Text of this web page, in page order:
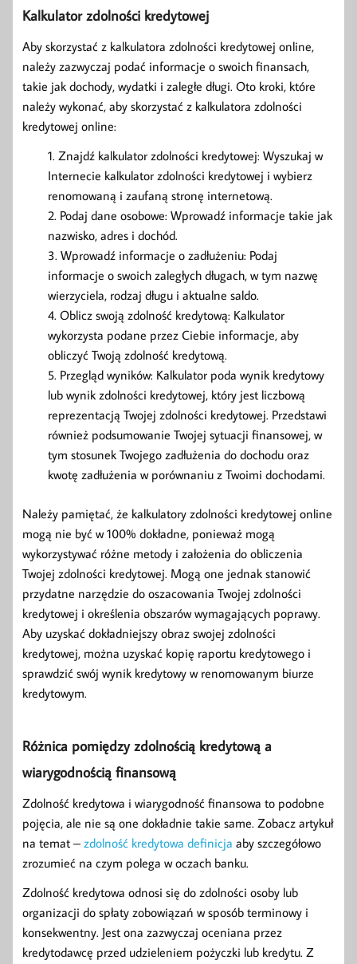
Kalkulator zdolności kredytowej
Aby skorzystać z kalkulatora zdolności kredytowej online,
należy zazwyczaj podać informacje o swoich finansach,
takie jak dochody, wydatki i zaległe długi. Oto kroki, które
należy wykonać, aby skorzystać z kalkulatora zdolności
kredytowej online:
Znajdź kalkulator zdolności kredytowej: Wyszukaj w
Internecie kalkulator zdolności kredytowej i wybierz
renomowaną i zaufaną stronę internetową.
Podaj dane osobowe: Wprowadź informacje takie jak
nazwisko, adres i dochód.
Wprowadź informacje o zadłużeniu: Podaj
informacje o swoich zaległych długach, w tym nazwę
wierzyciela, rodzaj długu i aktualne saldo.
Oblicz swoją zdolność kredytową: Kalkulator
wykorzysta podane przez Ciebie informacje, aby
obliczyć Twoją zdolność kredytową.
Przegląd wyników: Kalkulator poda wynik kredytowy
lub wynik zdolności kredytowej, który jest liczbową
reprezentacją Twojej zdolności kredytowej. Przedstawi
również podsumowanie Twojej sytuacji finansowej, w
tym stosunek Twojego zadłużenia do dochodu oraz
kwotę zadłużenia w porównaniu z Twoimi dochodami.
Należy pamiętać, że kalkulatory zdolności kredytowej online
mogą nie być w 100% dokładne, ponieważ mogą
wykorzystywać różne metody i założenia do obliczenia
Twojej zdolności kredytowej. Mogą one jednak stanowić
przydatne narzędzie do oszacowania Twojej zdolności
kredytowej i określenia obszarów wymagających poprawy.
Aby uzyskać dokładniejszy obraz swojej zdolności
kredytowej, można uzyskać kopię raportu kredytowego i
sprawdzić swój wynik kredytowy w renomowanym biurze
kredytowym.
Różnica pomiędzy zdolnością kredytową a
wiarygodnością finansową
Zdolność kredytowa i wiarygodność finansowa to podobne
pojęcia, ale nie są one dokładnie takie same. Zobacz artykuł
na temat – zdolność kredytowa definicja aby szczegółowo
zrozumieć na czym polega w oczach banku.
Zdolność kredytowa odnosi się do zdolności osoby lub
organizacji do spłaty zobowiązań w sposób terminowy i
konsekwentny. Jest ona zazwyczaj oceniana przez
kredytodawcę przed udzieleniem pożyczki lub kredytu. Z